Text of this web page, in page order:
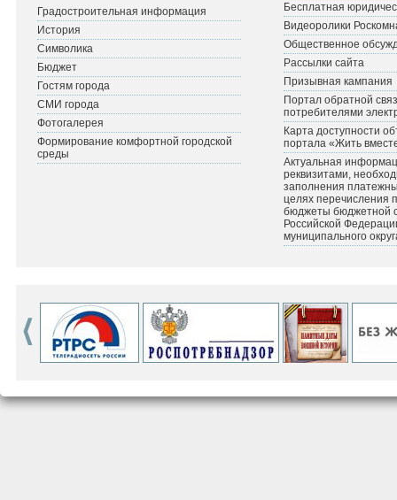
Градостроительная информация
История
Символика
Бюджет
Гостям города
СМИ города
Фотогалерея
Формирование комфортной городской
среды
Бесплатная
Видеоролики
Общественное
Рассылки сайта
Призывная кампания
Портал обратной
потребителями
Карта доступности
портала «Жить
Актуальная
реквизитами,
заполнения
целях перечисления
бюджеты бюджетной
Российской
муниципального